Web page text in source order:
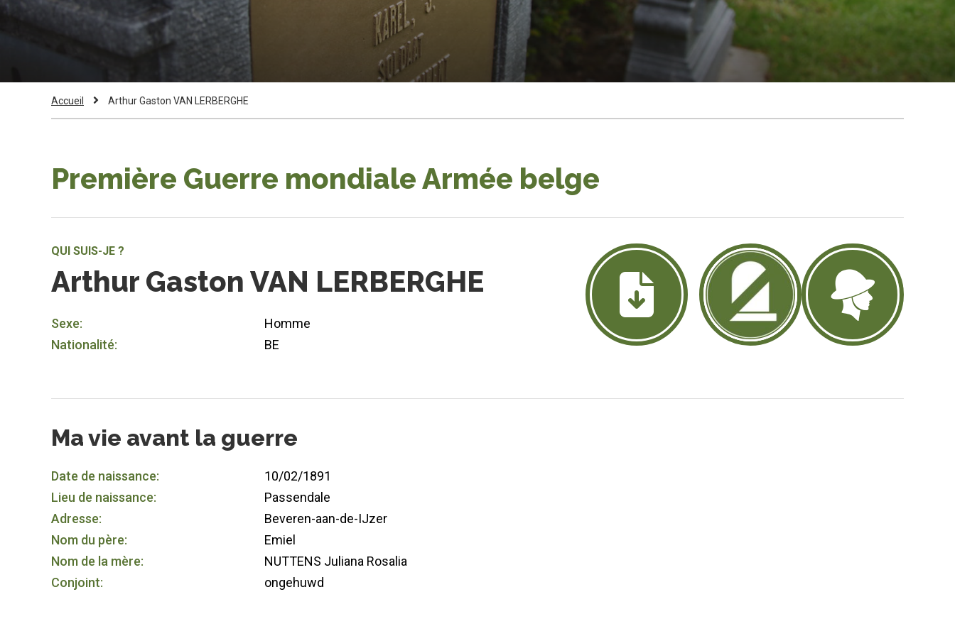
Fil
Accueil
Current
Arthur Gaston VAN LERBERGHE
Première Guerre mondiale Armée belge
QUI SUIS-JE ?
Arthur Gaston VAN LERBERGHE
Sexe:
Homme
Nationalité:
BE
Ma vie avant la guerre
Date de naissance:
10/02/1891
Lieu de naissance:
Passendale
Adresse:
Beveren-aan-de-IJzer
Nom du père:
Emiel
Nom de la mère:
NUTTENS Juliana Rosalia
Conjoint:
ongehuwd